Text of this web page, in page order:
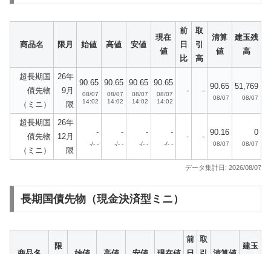
商品名 限月 始値 高値 安値
現在
値
前
日
比
取
引
高
清算
値
建玉残
高
超長期国
債先物
（ミニ）
26年
9月
限
90.65
08/07
14:02
90.65
08/07
14:02
90.65
08/07
14:02
90.65
08/07
14:02
- - 90.65
08/07
51,769
08/07
超長期国
債先物
（ミニ）
26年
12月
限
-
-/- -
-
-/- -
-
-/- -
-
-/- -
- - 90.16
08/07
0
08/07
データ集計日: 2026/08/07
長期国債先物（現金決済型ミニ）
限
前 取
建玉